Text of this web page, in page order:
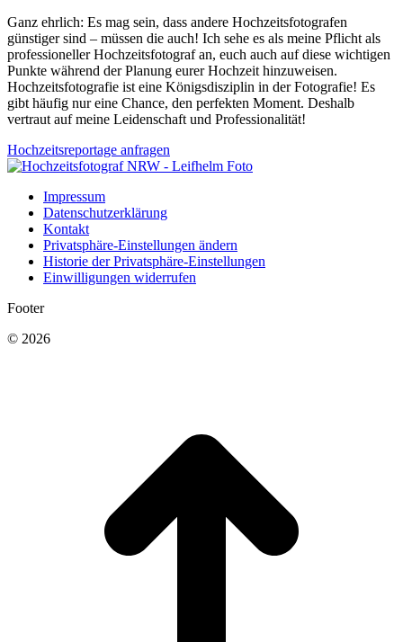
Ganz ehrlich: Es mag sein, dass andere Hochzeitsfotografen
günstiger sind – müssen die auch! Ich sehe es als meine Pflicht als
professioneller Hochzeitsfotograf an, euch auch auf diese wichtigen
Punkte während der Planung eurer Hochzeit hinzuweisen.
Hochzeitsfotografie ist eine Königsdisziplin in der Fotografie! Es
gibt häufig nur eine Chance, den perfekten Moment. Deshalb
vertraut auf meine Leidenschaft und Professionalität!
Hochzeitsreportage anfragen
Impressum
Datenschutzerklärung
Kontakt
Privatsphäre-Einstellungen ändern
Historie der Privatsphäre-Einstellungen
Einwilligungen widerrufen
Footer
© 2026